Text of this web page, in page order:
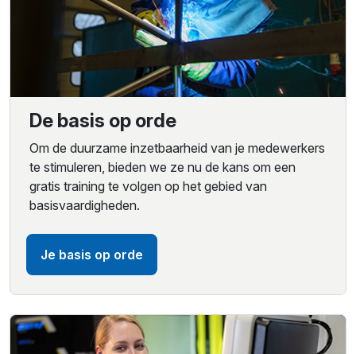
De basis op orde
Om de duurzame inzetbaarheid van je medewerkers
te stimuleren, bieden we ze nu de kans om een
gratis training te volgen op het gebied van
basisvaardigheden.
Je basis op orde